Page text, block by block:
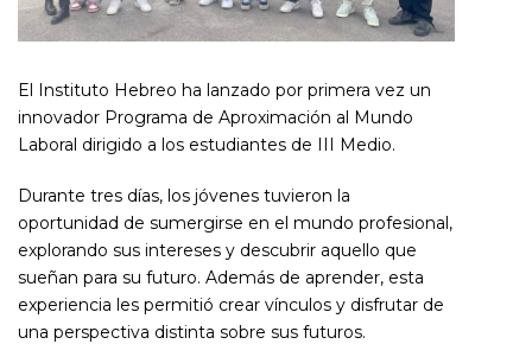
El Instituto Hebreo ha lanzado por primera vez un
innovador Programa de Aproximación al Mundo
Laboral dirigido a los estudiantes de III Medio.
Durante tres días, los jóvenes tuvieron la
oportunidad de sumergirse en el mundo profesional,
explorando sus intereses y descubrir aquello que
sueñan para su futuro. Además de aprender, esta
experiencia les permitió crear vínculos y disfrutar de
una perspectiva distinta sobre sus futuros.